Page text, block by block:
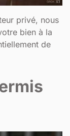
privé, nous
bien à la
de